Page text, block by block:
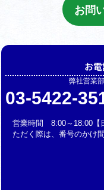
お問
お
弊社営業
03-5422-
営業時間 8:00～18:00【
ただく際は、番号のかけ